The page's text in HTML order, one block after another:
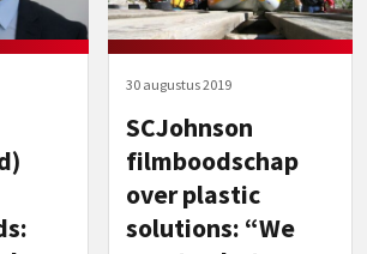
30 augustus 2019
SCJohnson
filmboodschap
over plastic
solutions: “We